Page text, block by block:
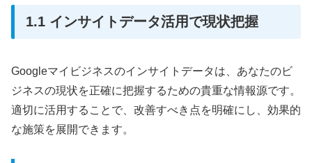
1.1 インサイトデータ活用で現状把握
Googleマイビジネスのインサイトデータは、あなたのビ
ジネスの現状を正確に把握するための貴重な情報源です。
適切に活用することで、改善すべき点を明確にし、効果的
な施策を展開できます。